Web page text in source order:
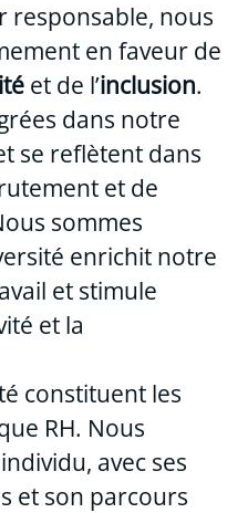
responsable, nous
en faveur de
et de l’inclusion.
dans notre
se reflètent dans
et de
sommes
enrichit notre
et stimule
et la
constituent les
RH. Nous
avec ses
et son parcours